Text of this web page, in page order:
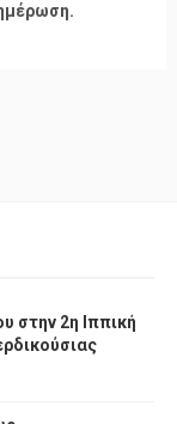
στην 2η Ιππική